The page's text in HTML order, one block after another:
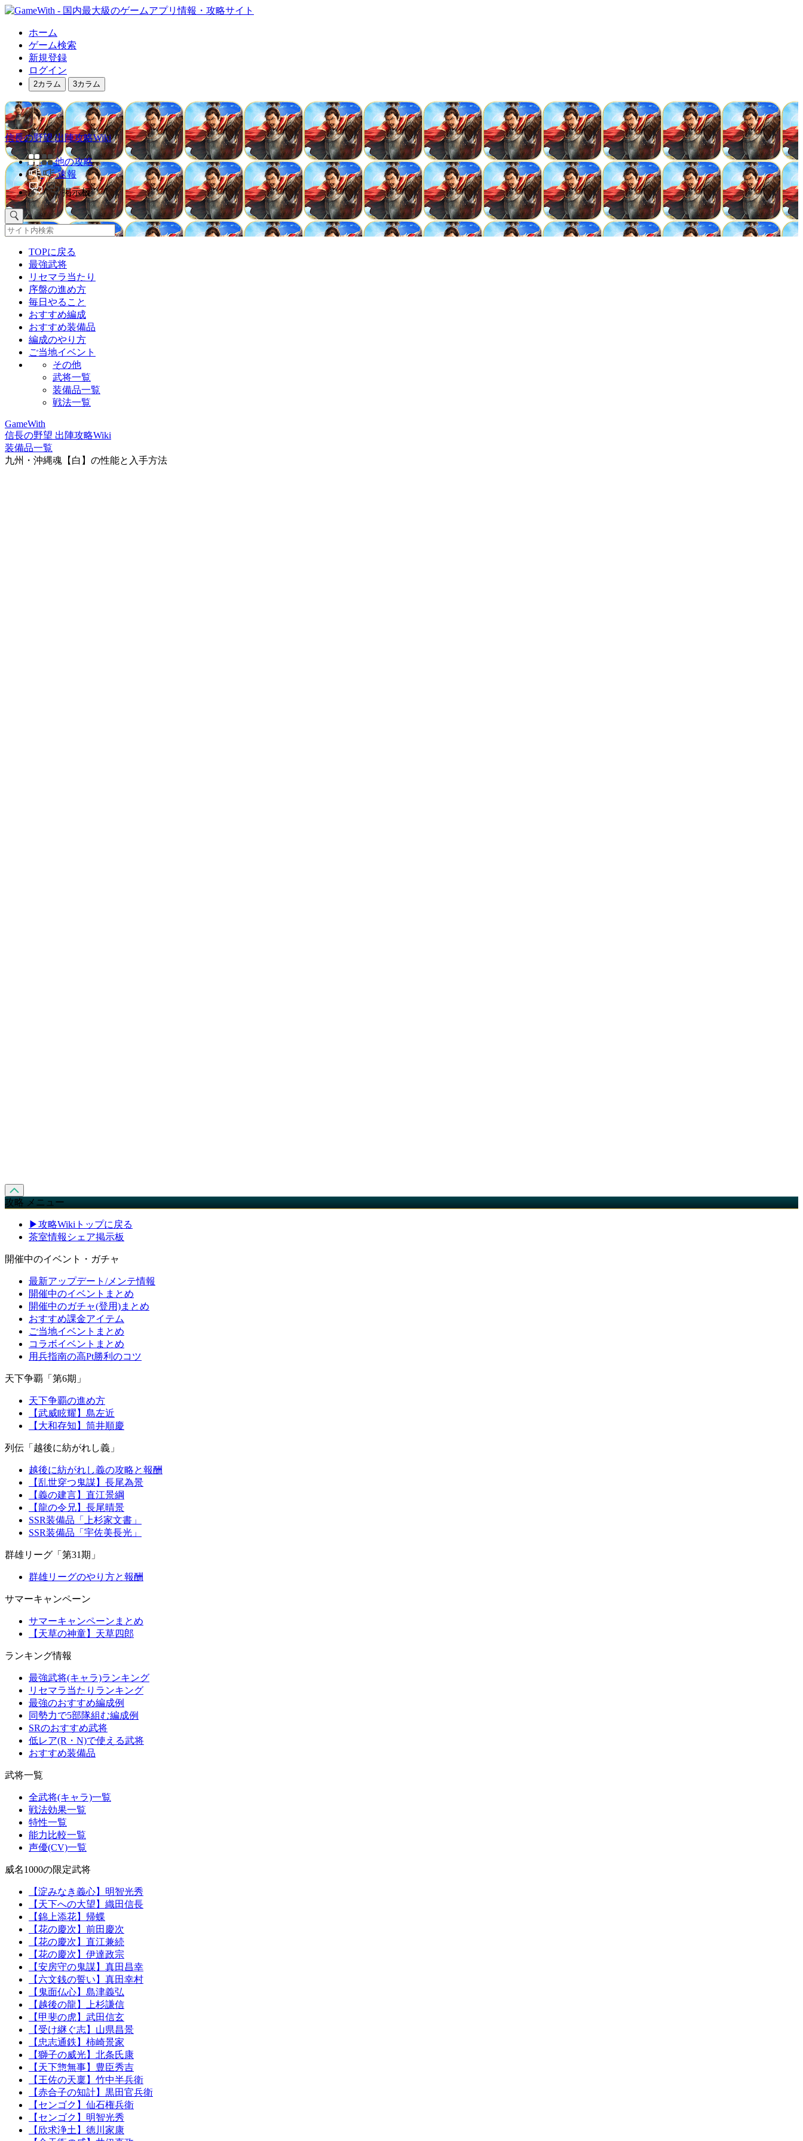
ホーム
ゲーム検索
新規登録
ログイン
2カラム 3カラム
信長の野望 出陣攻略Wiki
他の攻略
速報
掲示板
TOPに戻る
最強武将
リセマラ当たり
序盤の進め方
毎日やること
おすすめ編成
おすすめ装備品
編成のやり方
ご当地イベント
その他
武将一覧
装備品一覧
戦法一覧
GameWith
信長の野望 出陣攻略Wiki
装備品一覧
九州・沖縄魂【白】の性能と入手方法
攻略 メニュー
▶攻略Wikiトップに戻る
茶室情報シェア掲示板
開催中のイベント・ガチャ
最新アップデート/メンテ情報
開催中のイベントまとめ
開催中のガチャ(登用)まとめ
おすすめ課金アイテム
ご当地イベントまとめ
コラボイベントまとめ
用兵指南の高Pt勝利のコツ
天下争覇「第6期」
天下争覇の進め方
【武威眩耀】島左近
【大和存知】筒井順慶
列伝「越後に紡がれし義」
越後に紡がれし義の攻略と報酬
【乱世穿つ鬼謀】長尾為景
【義の建言】直江景綱
【龍の令兄】長尾晴景
SSR装備品「上杉家文書」
SSR装備品「宇佐美長光」
群雄リーグ「第31期」
群雄リーグのやり方と報酬
サマーキャンペーン
サマーキャンペーンまとめ
【天草の神童】天草四郎
ランキング情報
最強武将(キャラ)ランキング
リセマラ当たりランキング
最強のおすすめ編成例
同勢力で5部隊組む編成例
SRのおすすめ武将
低レア(R・N)で使える武将
おすすめ装備品
武将一覧
全武将(キャラ)一覧
戦法効果一覧
特性一覧
能力比較一覧
声優(CV)一覧
威名1000の限定武将
【淀みなき義心】明智光秀
【天下への大望】織田信長
【錦上添花】帰蝶
【花の慶次】前田慶次
【花の慶次】直江兼続
【花の慶次】伊達政宗
【安房守の鬼謀】真田昌幸
【六文銭の誓い】真田幸村
【鬼面仏心】島津義弘
【越後の龍】上杉謙信
【甲斐の虎】武田信玄
【受け継ぐ志】山県昌景
【忠志通鉄】柿崎景家
【獅子の威光】北条氏康
【天下惣無事】豊臣秀吉
【王佐の天稟】竹中半兵衛
【赤合子の知計】黒田官兵衛
【センゴク】仙石権兵衛
【センゴク】明智光秀
【欣求浄土】徳川家康